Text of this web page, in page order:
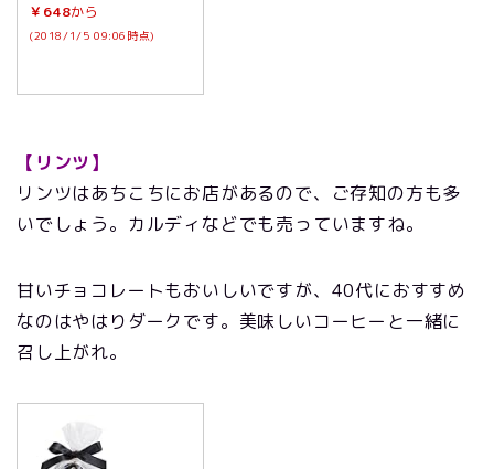
￥648から
(2018/1/5 09:06時点)
【リンツ】
リンツはあちこちにお店があるので、ご存知の方も多
いでしょう。カルディなどでも売っていますね。
甘いチョコレートもおいしいですが、40代におすすめ
なのはやはりダークです。美味しいコーヒーと一緒に
召し上がれ。